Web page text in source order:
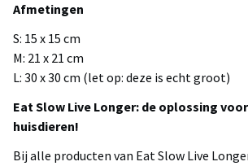
Afmetingen
S: 15 x 15 cm
M: 21 x 21 cm
L: 30 x 30 cm (let op: deze is echt groot)
Eat Slow Live Longer: de oplossing
huisdieren!
Bij alle producten van Eat Slow Live